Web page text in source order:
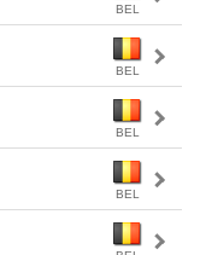
BEL
BEL
BEL
BEL